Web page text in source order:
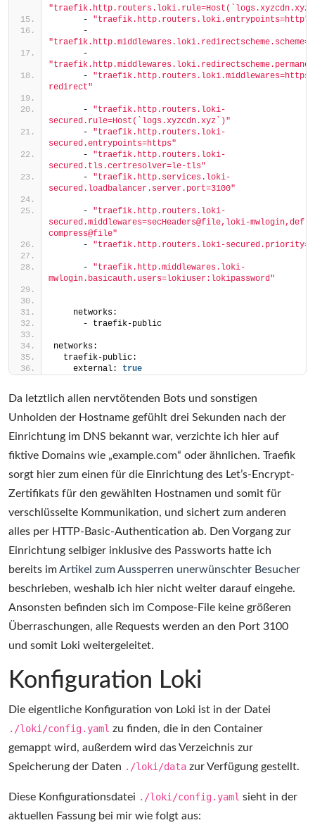
      -
"traefik.http.routers.loki.entrypoints=http"
      -
"traefik.http.routers.loki.middlewares=https-
redirect"
      -
"traefik.http.routers.loki-
secured.rule=Host(`logs.xyzcdn.xyz`)"
      -
"traefik.http.routers.loki-
secured.entrypoints=https"
      -
"traefik.http.routers.loki-
secured.tls.certresolver=le-tls"
      -
"traefik.http.services.loki-
secured.loadbalancer.server.port=3100"
      -
"traefik.http.routers.loki-
secured.middlewares=secHeaders@file,loki-mwlogin,def-
compress@file"
      -
"traefik.http.routers.loki-
      -
"traefik.http.middlewares.loki-
mwlogin.basicauth.users=lokiuser:lokipassword"
    networks:
      - traefik-public
networks:
  traefik-public:
    external:
true
Da letztlich allen nervtötenden Bots und sonstigen
Unholden der Hostname gefühlt drei Sekunden nach der
Einrichtung im DNS bekannt war, verzichte ich hier auf
fiktive Domains wie „example.com“ oder ähnlichen. Traefik
sorgt hier zum einen für die Einrichtung des Let’s-Encrypt-
Zertifikats für den gewählten Hostnamen und somit für
verschlüsselte Kommunikation, und sichert zum anderen
alles per HTTP-Basic-Authentication ab. Den Vorgang zur
Einrichtung selbiger inklusive des Passworts hatte ich
bereits imArtikel zum Aussperren unerwünschter Besucher
beschrieben, weshalb ich hier nicht weiter darauf eingehe.
Ansonsten befinden sich im Compose-File keine größeren
Überraschungen, alle Requests werden an den Port 3100
und somit Loki weitergeleitet.
Konfiguration Loki
Die eigentliche Konfiguration von Loki ist in der Datei
./loki/config.yaml zu finden, die in den Container
gemappt wird, außerdem wird das Verzeichnis zur
Speicherung der Daten ./loki/data zur Verfügung gestellt.
Diese Konfigurationsdatei ./loki/config.yaml sieht in der
aktuellen Fassung bei mir wie folgt aus: